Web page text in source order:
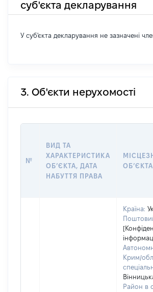
суб'єкта декларування
У суб'єкта декларування не зазначені
3. Об'єкти нерухомості
№
ВИД ТА
ХАРАКТЕРИСТИКА
ОБʼЄКТА, ДАТА
НАБУТТЯ ПРАВА
ОБʼЄКТА
Країна:
Крим/
Район в